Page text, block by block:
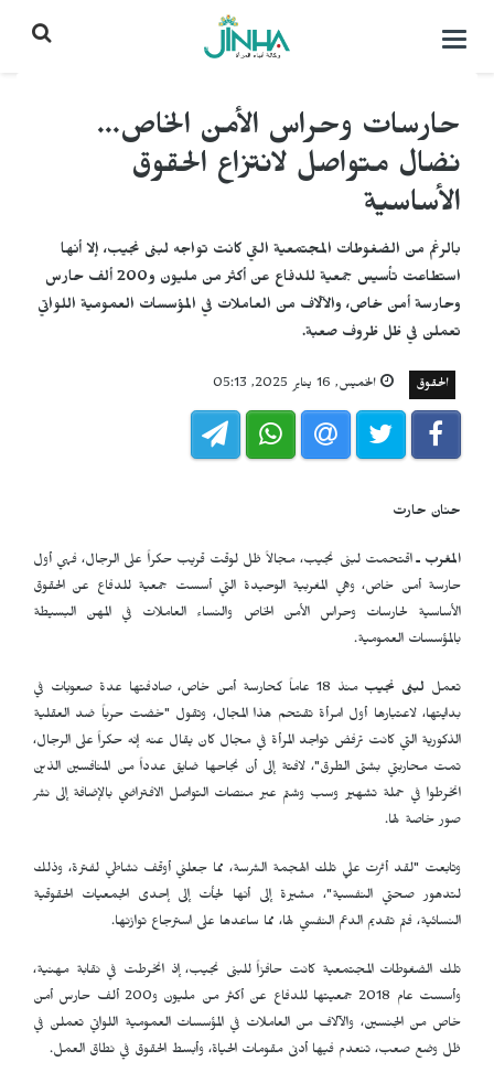
التحكم
حارسات وحراس الأمن الخاص...
نضال متواصل لانتزاع الحقوق
الأساسية
بالرغم من الضغوطات المجتمعية التي كانت تواجه لبنى نجيب، إلا أنها
استطاعت تأسيس جمعية للدفاع عن أكثر من مليون و200 ألف حارس
وحارسة أمن خاص، والآلاف من العاملات في المؤسسات العمومية اللواتي
تعملن في ظل ظروف صعبة.
الحقوق الخميس, 16 يناير 2025, 05:13
حنان حارت
المغرب ـاقتحمت لبنى نجيب، مجالاً ظل لوقت قريب حكراً على الرجال، فهي أول
حارسة أمن خاص، وهي المغربية الوحيدة التي أسست جمعية للدفاع عن الحقوق
الأساسية لحارسات وحراس الأمن الخاص والنساء العاملات في المهن البسيطة
بالمؤسسات العمومية.
تعمل لبنى نجيب
منذ 18 عاماً كحارسة أمن خاص، صادفتها عدة صعوبات في
بدايتها، لاعتبارها أول امرأة تقتحم هذا المجال، وتقول "خضت حرباً ضد العقلية
الذكورية التي كانت ترفض تواجد المرأة في مجال كان يقال عنه إنه حكراً على الرجال،
تمت محاربتي بشتى الطرق"، لافتة إلى أن نجاحها ضايق عدداً من المنافسين الذين
انخرطوا في حملة تشهير وسب وشتم عبر منصات التواصل الافتراضي بالإضافة إلى نشر
صور خاصة لها.
وتابعت "لقد أثرت علي تلك الهجمة الشرسة، مما جعلني أوقف نشاطي لفترة، وذلك
لتدهور صحتي النفسية"، مشيرة إلى أنها لجأت إلى إحدى الجمعيات الحقوقية
النسائية، فتم تقديم الدعم النفسي لها، مما ساعدها على استرجاع توازنها.
تلك الضغوطات المجتمعية كانت حافزاً للبنى نجيب، إذ انخرطت في نقابة مهنية،
وأسست عام 2018 جمعيتها للدفاع عن أكثر من مليون و200 ألف حارس أمن
خاص من الجنسين، والآلاف من العاملات في المؤسسات العمومية اللواتي تعملن في
ظل وضع صعب، تنعدم فيها أدنى مقومات الحياة، وأبسط الحقوق في نطاق العمل.